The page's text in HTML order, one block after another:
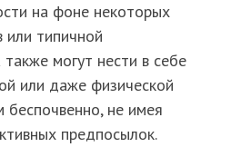
на фоне некоторых
или типичной
могут нести в себе
или даже физической
беспочвенно, не имея
предпосылок.